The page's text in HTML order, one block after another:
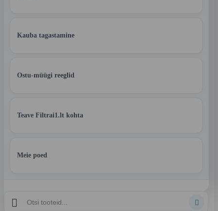
Kauba tagastamine
Ostu-müügi reeglid
Teave Filtrai1.lt kohta
Meie poed
 